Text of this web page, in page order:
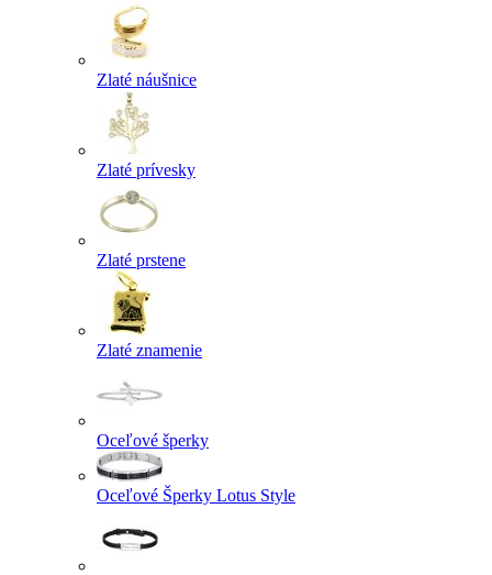
Zlaté náušnice
Zlaté prívesky
Zlaté prstene
Zlaté znamenie
Oceľové šperky
Oceľové Šperky Lotus Style